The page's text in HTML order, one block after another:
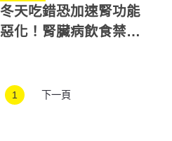
冬天吃錯恐加速腎功能
惡化！腎臟病飲食禁忌
1 下一頁